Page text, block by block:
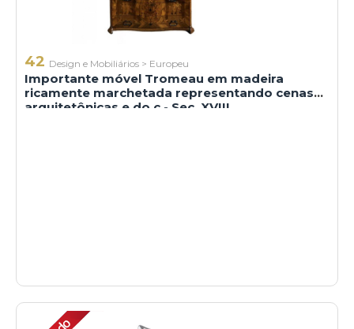
42 Design e Mobiliários > Europeu
Importante móvel Tromeau em madeira
ricamente marchetada representando cenas
arquitetônicas e do c - Sec. XVIII